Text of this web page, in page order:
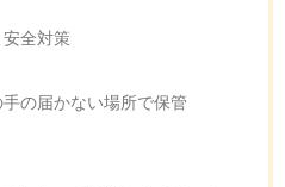
全対策
の届かない場所で保管